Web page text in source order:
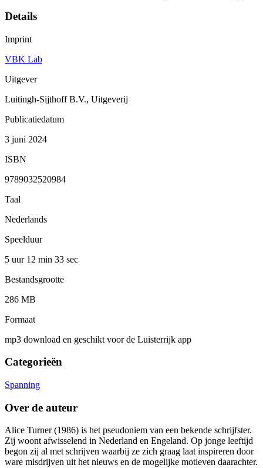
Details
Imprint
VBK Lab
Uitgever
Luitingh-Sijthoff B.V., Uitgeverij
Publicatiedatum
3 juni 2024
ISBN
9789032520984
Taal
Nederlands
Speelduur
5 uur 12 min 33 sec
Bestandsgrootte
286 MB
Formaat
mp3 download en geschikt voor de Luisterrijk app
Categorieën
Spanning
Over de auteur
Alice Turner (1986) is het pseudoniem van een bekende schrijfster.
Zij woont afwisselend in Nederland en Engeland. Op jonge leeftijd
begon zij al met schrijven waarbij ze zich graag laat inspireren door
ware misdrijven uit het nieuws en de mogelijke motieven daarachter.